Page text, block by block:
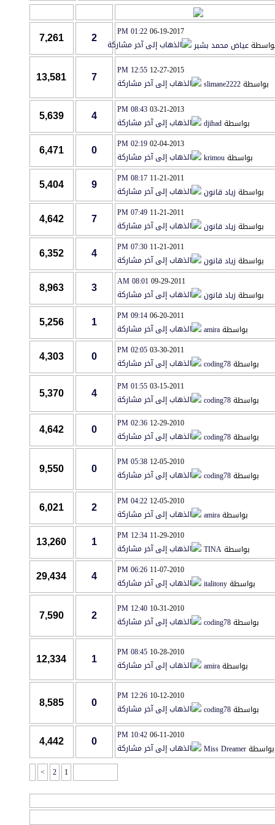
06-19-2017
01:22 PM
عياض محمد بشير
2
7,261
12-27-2015
12:55 PM
بواسطةslimane2222
7
13,581
03-21-2013
08:43 PM
بواسطةdjihad
4
5,639
02-04-2013
02:19 PM
بواسطةkrimou
0
6,471
11-21-2011
08:17 PM
بواسطة زياد قانون
9
5,404
11-21-2011
07:49 PM
بواسطة زياد قانون
7
4,642
11-21-2011
07:30 PM
بواسطة زياد قانون
4
6,352
09-29-2011
08:01 AM
بواسطة زياد قانون
3
8,963
06-20-2011
09:14 PM
بواسطةamira
1
5,256
03-30-2011
02:05 PM
بواسطةcoding78
0
4,303
03-15-2011
01:55 PM
بواسطةcoding78
4
5,370
12-29-2010
02:36 PM
بواسطةcoding78
0
4,642
12-05-2010
05:38 PM
بواسطةcoding78
0
9,550
12-05-2010
04:22 PM
بواسطةamira
2
6,021
11-29-2010
12:34 PM
بواسطةTINA
1
13,260
11-07-2010
06:26 PM
بواسطةitalitony
4
29,434
10-31-2010
12:40 PM
بواسطةcoding78
2
7,590
10-28-2010
08:45 PM
بواسطةamira
1
12,334
10-12-2010
12:26 PM
بواسطةcoding78
0
8,585
06-11-2010
10:42 PM
بواسطةMiss Dreamer
0
4,442
1
2
>